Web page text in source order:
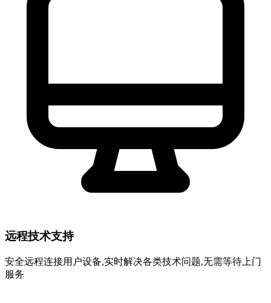
远程技术支持
安全远程连接用户设备,实时解决各类技术问题,无需等待上门
服务